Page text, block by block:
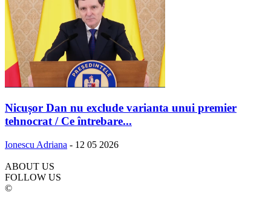
Nicușor Dan nu exclude varianta unui premier
tehnocrat / Ce întrebare...
Ionescu Adriana - 12 05 2026
ABOUT US
FOLLOW US
©